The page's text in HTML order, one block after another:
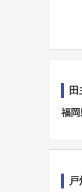
福
戸